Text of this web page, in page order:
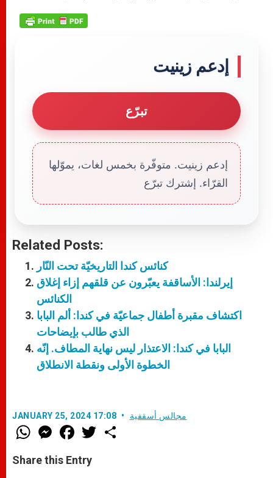
إدعم زينيت
تبرّع
إدعم زينيت. متوفّرة بخمس لغات، يموّلها
القرّاء. إشترك تبرّع
Related Posts:
كنائس كندا التاريخيّة تحت النّار
إيرلندا: الأساقفة يعبّرون عن قلقهم إزاء إغلاق
الكنائس
اكتشاف مقبرة أطفال جماعيّة في كندا: ألم البابا
الذي طالب بإيضاحات
البابا في كندا: الاعتذار ليس نهاية المطاف. إنّه
الخطوة الأولى ونقطة الانطلاق
JANUARY 25, 2024 17:08 مجالس أسقفية
W
h
t
s
M
e
s
e
F
a
e
b
w
Share this Entry